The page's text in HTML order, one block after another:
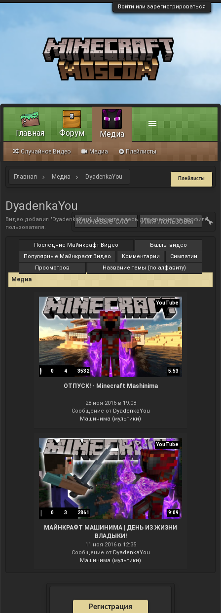
Войти или зарегистрироваться
Плейлисты
Главная Медиа DyadenkaYou
DyadenkaYou
Видео добавил "DyadenkaYou".Нажмите здесь для просмотра профиля
пользователя.
Последние Майнкрафт Видео
Баллы видео
Популярные Майнкрафт Видео
Комментарии
Симпатии
Просмотров
Название темы (по алфавиту)
Медиа
YouTube
0 4 3532 5:53
ОТПУСК! - Minecraft Mashinima
28 ноя 2016 в 19:08
Сообщение от DyadenkaYou
Машинима (мультики)
YouTube
0 3 2861 9:09
МАЙНКРАФТ МАШИНИМА | ДЕНЬ ИЗ ЖИЗНИ
ВЛАДЫКИ!
11 ноя 2016 в 12:35
Сообщение от DyadenkaYou
Машинима (мультики)
Регистрация
Главная Форум Медиа
Случайное Видео Медиа Плейлисты